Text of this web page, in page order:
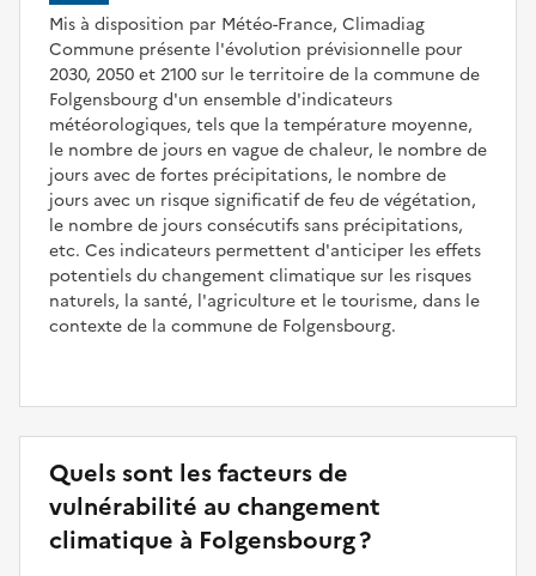
Mis à disposition par Météo-France, Climadiag
Commune présente l'évolution prévisionnelle pour
2030, 2050 et 2100 sur le territoire de la commune de
Folgensbourg d'un ensemble d'indicateurs
météorologiques, tels que la température moyenne,
le nombre de jours en vague de chaleur, le nombre de
jours avec de fortes précipitations, le nombre de
jours avec un risque significatif de feu de végétation,
le nombre de jours consécutifs sans précipitations,
etc. Ces indicateurs permettent d'anticiper les effets
potentiels du changement climatique sur les risques
naturels, la santé, l'agriculture et le tourisme, dans le
contexte de la commune de Folgensbourg.
Quels sont les facteurs de
vulnérabilité au changement
climatique à Folgensbourg ?